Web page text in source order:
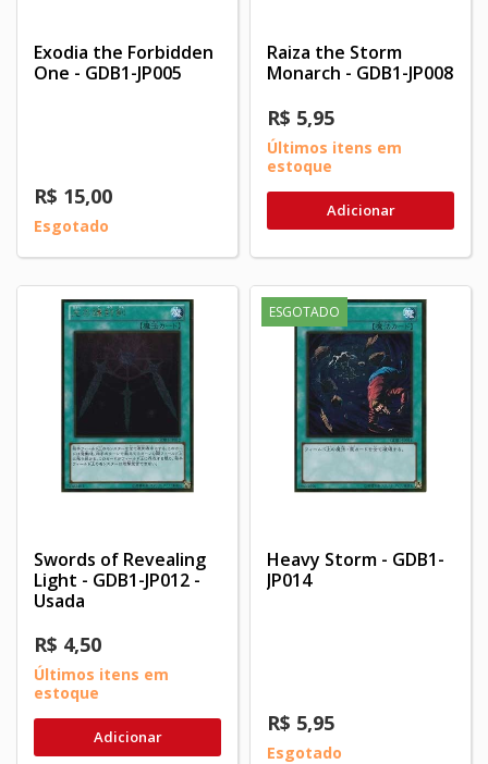
Exodia the Forbidden
One - GDB1-JP005
R$ 15,00
Esgotado
Raiza the Storm
Monarch - GDB1-JP008
R$ 5,95
Últimos itens em
estoque
Adicionar
Swords of Revealing
Light - GDB1-JP012 -
Usada
R$ 4,50
Últimos itens em
estoque
Adicionar
ESGOTADO
Heavy Storm - GDB1-
JP014
R$ 5,95
Esgotado